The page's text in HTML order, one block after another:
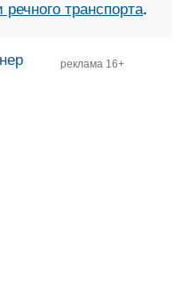
речного транспорта.
реклама 16+